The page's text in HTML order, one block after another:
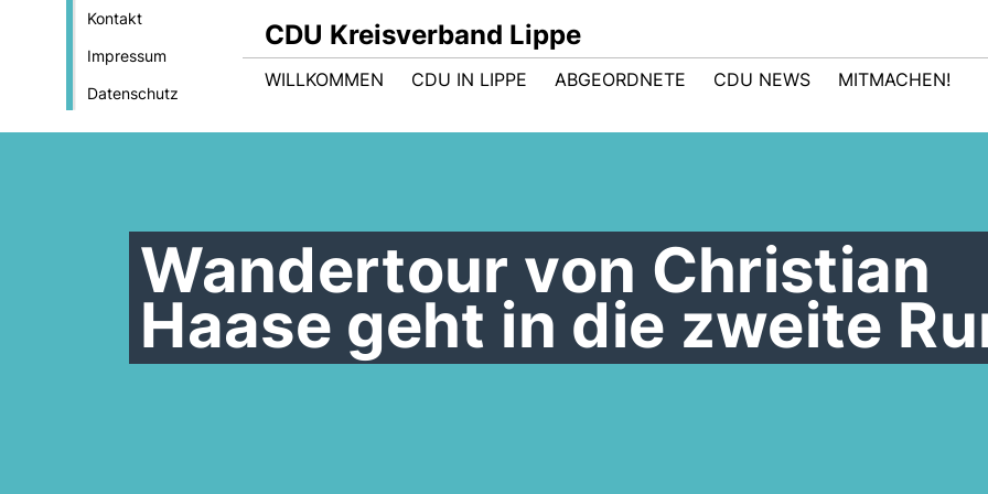
Kontakt
Impressum
Datenschutz
CDU Kreisverband Lippe
WILLKOMMEN CDU IN LIPPE ABGEORDNETE CDU NEWS MITMACHEN!
Wandertour von Christian
Haase geht in die zweite